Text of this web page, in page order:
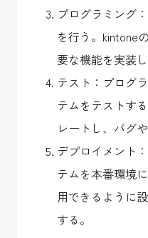
プログラミング
を行う。kintone
要な機能を実装
テスト：プログ
テムをテストす
レートし、バグ
デプロイメント
テムを本番環境
用できるように
する。